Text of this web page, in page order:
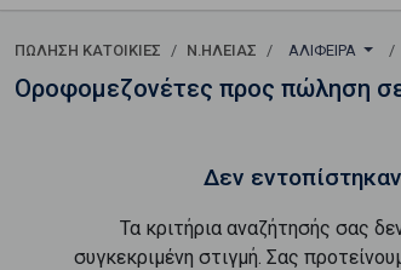
ΠΏΛΗΣΗ ΚΑΤΟΙΚΊΕΣ Ν.ΗΛΕΙΑΣ ΑΛΙΦΕΙΡΑ
Οροφομεζονέτες προς πώληση
Δεν
Τα κριτήρια αναζήτησής σας
συγκεκριμένη στιγμή. Σας